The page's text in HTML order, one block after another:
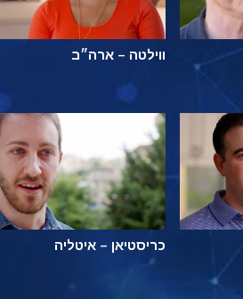
ווילטה – ארה״ב
כריסטיאן – איטליה